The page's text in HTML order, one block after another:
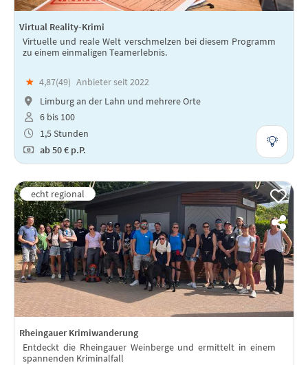
Virtual Reality-Krimi
Virtuelle und reale Welt verschmelzen bei diesem Programm
zu einem einmaligen Teamerlebnis.
★ 4,87(49) Anbieter seit 2022
Limburg an der Lahn und mehrere Orte
6 bis 100
1,5 Stunden
ab50 € p.P.
Rheingauer Krimiwanderung
Entdeckt die Rheingauer Weinberge und ermittelt in einem
spannenden Kriminalfall